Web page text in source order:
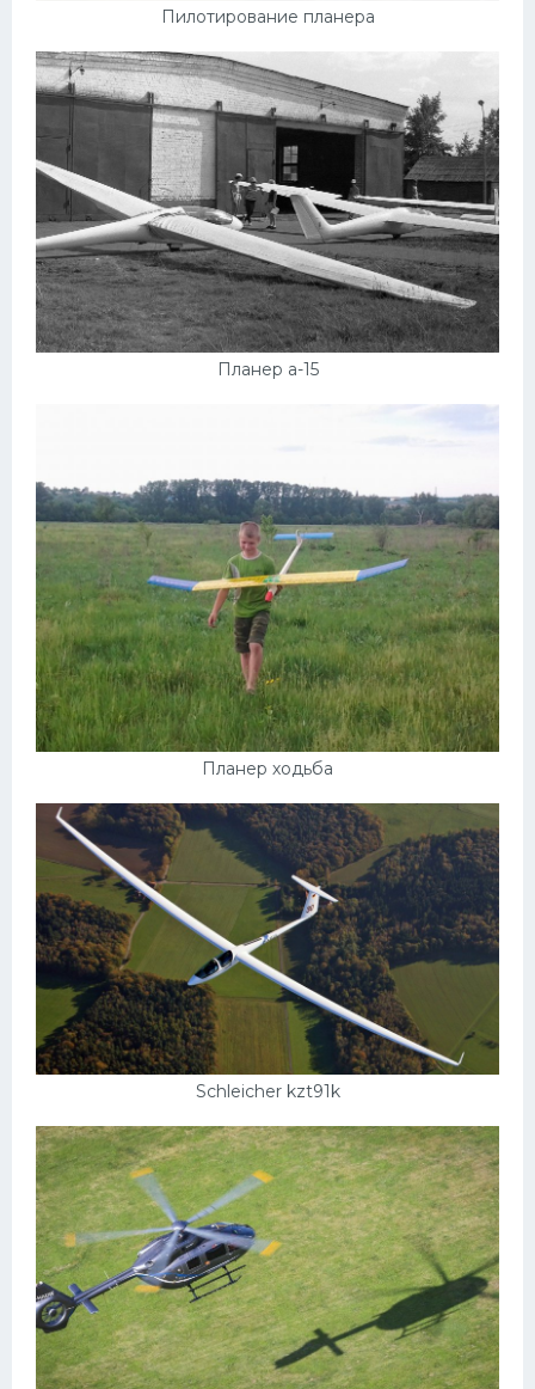
Пилотирование планера
Планер а-15
Планер ходьба
Schleicher kzt91k